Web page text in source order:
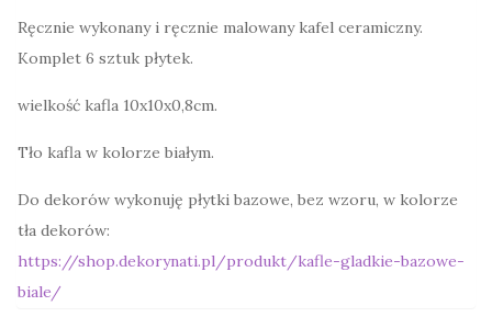
Ręcznie wykonany i ręcznie malowany kafel ceramiczny.
Komplet 6 sztuk płytek.
wielkość kafla 10x10x0,8cm.
Tło kafla w kolorze białym.
Do dekorów wykonuję płytki bazowe, bez wzoru, w kolorze
tła dekorów:
https://shop.dekorynati.pl/produkt/kafle-gladkie-bazowe-
biale/